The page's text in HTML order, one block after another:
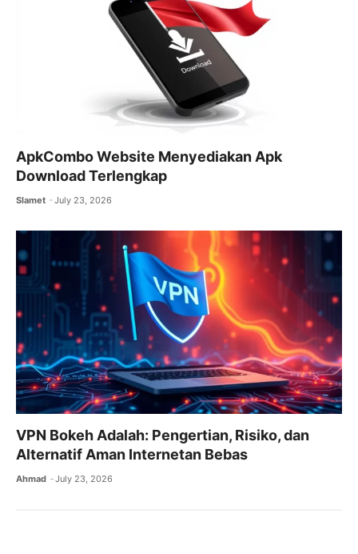
ApkCombo Website Menyediakan Apk
Download Terlengkap
Slamet July 23, 2026
VPN Bokeh Adalah: Pengertian, Risiko, dan
Alternatif Aman Internetan Bebas
Ahmad July 23, 2026